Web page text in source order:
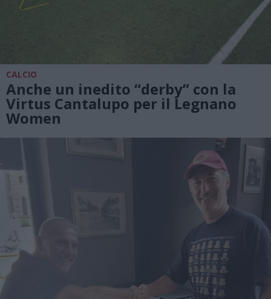
CALCIO
Anche un inedito “derby” con la
Virtus Cantalupo per il Legnano
Women